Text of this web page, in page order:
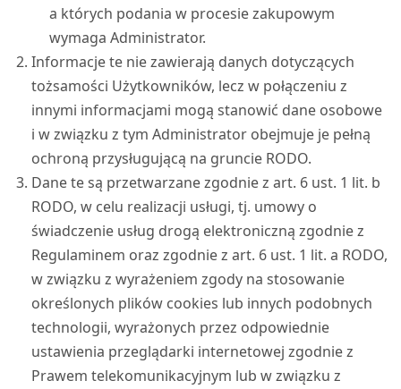
a których podania w procesie zakupowym
wymaga Administrator.
Informacje te nie zawierają danych dotyczących
tożsamości Użytkowników, lecz w połączeniu z
innymi informacjami mogą stanowić dane osobowe
i w związku z tym Administrator obejmuje je pełną
ochroną przysługującą na gruncie RODO.
Dane te są przetwarzane zgodnie z art. 6 ust. 1 lit. b
RODO, w celu realizacji usługi, tj. umowy o
świadczenie usług drogą elektroniczną zgodnie z
Regulaminem oraz zgodnie z art. 6 ust. 1 lit. a RODO,
w związku z wyrażeniem zgody na stosowanie
określonych plików cookies lub innych podobnych
technologii, wyrażonych przez odpowiednie
ustawienia przeglądarki internetowej zgodnie z
Prawem telekomunikacyjnym lub w związku z